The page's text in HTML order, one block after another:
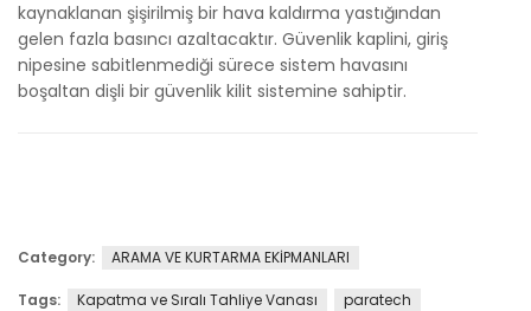
kaynaklanan şişirilmiş bir hava kaldırma yastığından
gelen fazla basıncı azaltacaktır. Güvenlik kaplini, giriş
nipesine sabitlenmediği sürece sistem havasını
boşaltan dişli bir güvenlik kilit sistemine sahiptir.
Category: ARAMA VE KURTARMA EKİPMANLARI
Tags: Kapatma ve Sıralı Tahliye Vanası paratech